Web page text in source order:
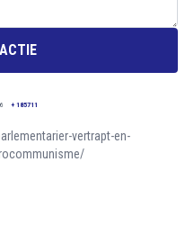
+ 185711
vertrapt-en-